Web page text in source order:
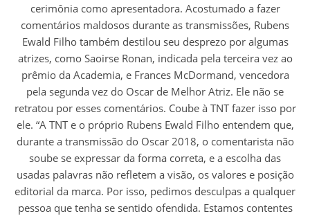
cerimônia como apresentadora. Acostumado a fazer
comentários maldosos durante as transmissões, Rubens
Ewald Filho também destilou seu desprezo por algumas
atrizes, como Saoirse Ronan, indicada pela terceira vez ao
prêmio da Academia, e Frances McDormand, vencedora
pela segunda vez do Oscar de Melhor Atriz. Ele não se
retratou por esses comentários. Coube à TNT fazer isso por
ele. “A TNT e o próprio Rubens Ewald Filho entendem que,
durante a transmissão do Oscar 2018, o comentarista não
soube se expressar da forma correta, e a escolha das
usadas palavras não refletem a visão, os valores e posição
editorial da marca. Por isso, pedimos desculpas a qualquer
pessoa que tenha se sentido ofendida. Estamos contentes